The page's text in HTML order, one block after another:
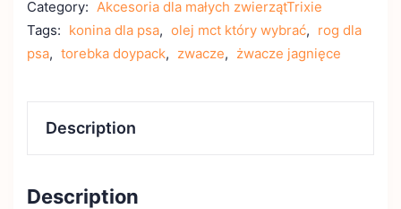
Category: Akcesoria dla małych zwierzątTrixie
Tags: konina dla psa, olej mct który wybrać, rog dla
psa, torebka doypack, zwacze, żwacze jagnięce
Description
Description